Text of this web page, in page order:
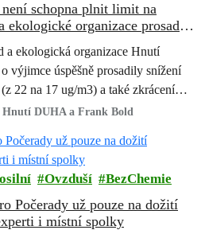
schopna plnit limit na
ekologické organizace prosadili
a ekologická organizace Hnutí
výjimce úspěšně prosadily snížení
22 na 17 ug/m3) a také zkrácení
2026 místo původně
termínu do konce příštího roku.
Hnutí DUHA a Frank Bold
Ovzduší BezChemie
Počerady už pouze na dožití
i místní spolky